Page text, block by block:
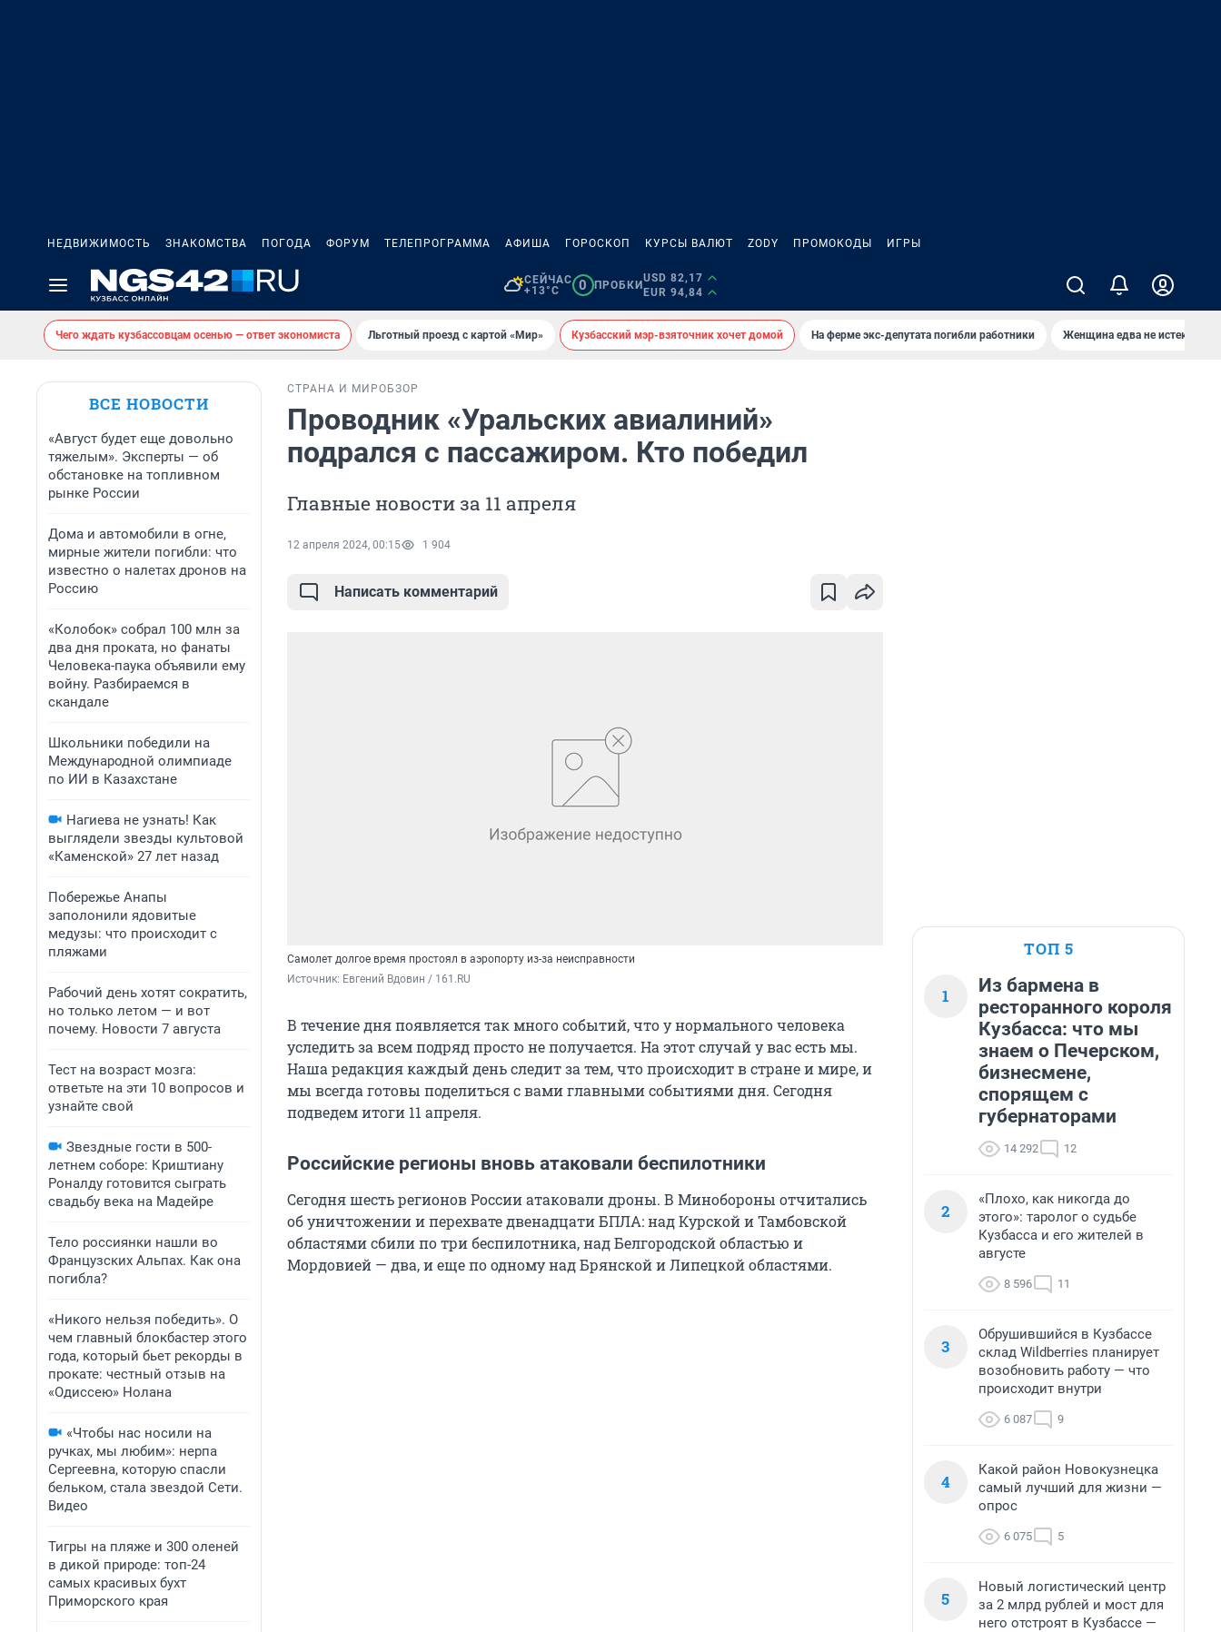
НЕДВИЖИМОСТЬ ЗНАКОМСТВА ПОГОДА ФОРУМ ТЕЛЕПРОГРАММА АФИША ГОРОСКОП КУРСЫ ВАЛЮТ ZODY ПРОМОКОДЫ ИГРЫ
СЕЙЧАС
+13°C
0 ПРОБКИ
USD 82,17
EUR 94,84
Чего ждать кузбассовцам осенью — ответ экономиста Льготный проезд с картой «Мир» Кузбасский мэр-взяточник хочет домой На ферме экс-депутата погибли работники Женщина едва не истекла
ВСЕ НОВОСТИ
«Август будет еще довольно
тяжелым». Эксперты — об
обстановке на топливном
рынке России
Дома и автомобили в огне,
мирные жители погибли: что
известно о налетах дронов на
Россию
«Колобок» собрал 100 млн за
два дня проката, но фанаты
Человека-паука объявили ему
войну. Разбираемся в
скандале
Школьники победили на
Международной олимпиаде
по ИИ в Казахстане
Нагиева не узнать! Как
выглядели звезды культовой
«Каменской» 27 лет назад
Побережье Анапы
заполонили ядовитые
медузы: что происходит с
пляжами
Рабочий день хотят сократить,
но только летом — и вот
почему. Новости 7 августа
Тест на возраст мозга:
ответьте на эти 10 вопросов и
узнайте свой
Звездные гости в 500-
летнем соборе: Криштиану
Роналду готовится сыграть
свадьбу века на Мадейре
Тело россиянки нашли во
Французских Альпах. Как она
погибла?
«Никого нельзя победить». О
чем главный блокбастер этого
года, который бьет рекорды в
прокате: честный отзыв на
«Одиссею» Нолана
«Чтобы нас носили на
ручках, мы любим»: нерпа
Сергеевна, которую спасли
бельком, стала звездой Сети.
Видео
Тигры на пляже и 300 оленей
в дикой природе: топ-24
самых красивых бухт
Приморского края
СТРАНА И МИРОБЗОР
Проводник «Уральских авиалиний»
подрался с пассажиром. Кто победил
Главные новости за 11 апреля
12 апреля 2024, 00:15 1 904
Написать комментарий
Самолет долгое время простоял в аэропорту из-за неисправности
Источник: Евгений Вдовин / 161.RU
В течение дня появляется так много событий, что у нормального человека
уследить за всем подряд просто не получается. На этот случай у вас есть мы.
Наша редакция каждый день следит за тем, что происходит в стране и мире, и
мы всегда готовы поделиться с вами главными событиями дня. Сегодня
подведем итоги 11 апреля.
Российские регионы вновь атаковали беспилотники
Сегодня шесть регионов России атаковали дроны. В Минобороны отчитались
об уничтожении и перехвате двенадцати БПЛА: над Курской и Тамбовской
областями сбили по три беспилотника, над Белгородской областью и
Мордовией — два, и еще по одному над Брянской и Липецкой областями.
ТОП 5
1
Из бармена в
ресторанного короля
Кузбасса: что мы
знаем о Печерском,
бизнесмене,
спорящем с
губернаторами
14 292 12
2
«Плохо, как никогда до
этого»: таролог о судьбе
Кузбасса и его жителей в
августе
8 596 11
3
Обрушившийся в Кузбассе
склад Wildberries планирует
возобновить работу — что
происходит внутри
6 087 9
4
Какой район Новокузнецка
самый лучший для жизни —
опрос
6 075 5
5
Новый логистический центр
за 2 млрд рублей и мост для
него отстроят в Кузбассе —